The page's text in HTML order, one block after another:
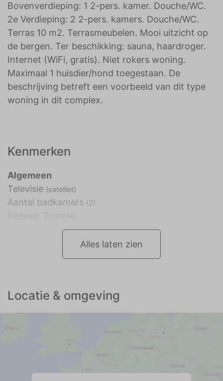
Bovenverdieping: 1 2-pers. kamer. Douche/WC.
2e Verdieping: 2 2-pers. kamers. Douche/WC.
Terras 10 m2. Terrasmeubelen. Mooi uitzicht op
de bergen. Ter beschikking: sauna, haardroger.
Internet (WiFi, gratis). Niet rokers woning.
Maximaal 1 huisdier/hond toegestaan. De
beschrijving betreft een voorbeeld van dit type
woning in dit complex.
Kenmerken
Algemeen
Televisie (satelliet)
Aantal badkamers (2)
Alles laten zien
Locatie & omgeving